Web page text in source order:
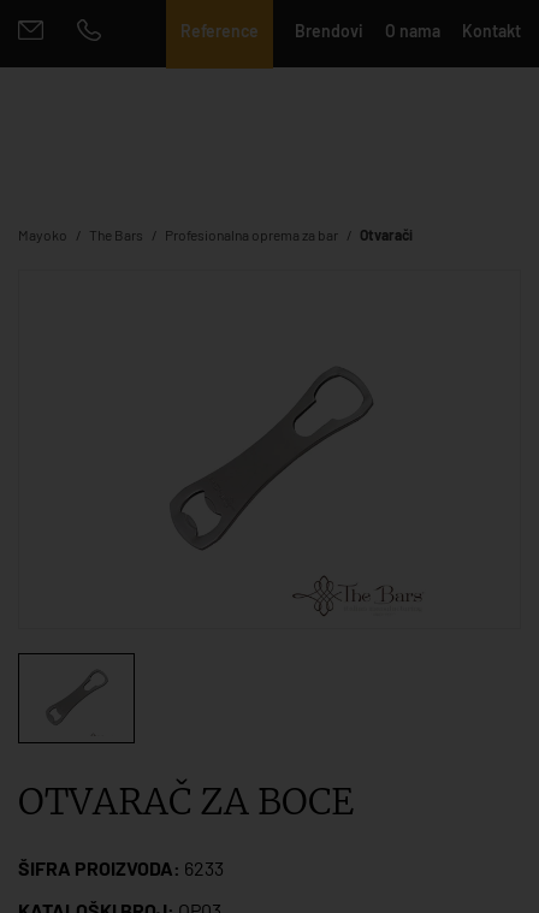
Reference Brendovi O nama Kontakt
Mayoko The Bars Profesionalna oprema za bar Otvarači
OTVARAČ ZA BOCE
ŠIFRA PROIZVODA: 6233